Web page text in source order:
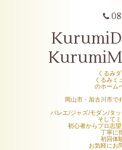
くるみ
くるみミ
のホーム
岡山市・加古川市で
バレエ/ジャズ/モダン/タ
そして
初心者からプロ志
丁寧に
初回体
お気軽にお